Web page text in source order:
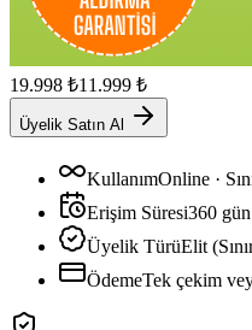
19.998 ₺11.999 ₺
Üyelik Satın Al
KullanımOnline ·
Erişim Süresi360 gün
Üyelik TürüElit
ÖdemeTek çekim